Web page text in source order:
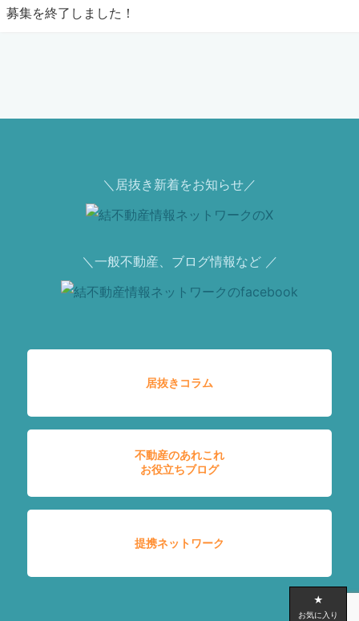
募集を終了しました！
＼居抜き新着をお知らせ／
＼一般不動産、ブログ情報など ／
居抜きコラム
不動産のあれこれ
お役立ちブログ
提携ネットワーク
★
お気に入り